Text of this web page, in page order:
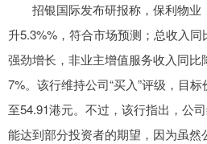
招银国际发布研报称，保利物业
升5.3%%，符合市场预测；总收入
强劲增长，非业主增值服务收入同比
7%。该行维持公司“买入”评级，目
至54.91港元。不过，该行指出，公
能达到部分投资者的期望，因为虽然